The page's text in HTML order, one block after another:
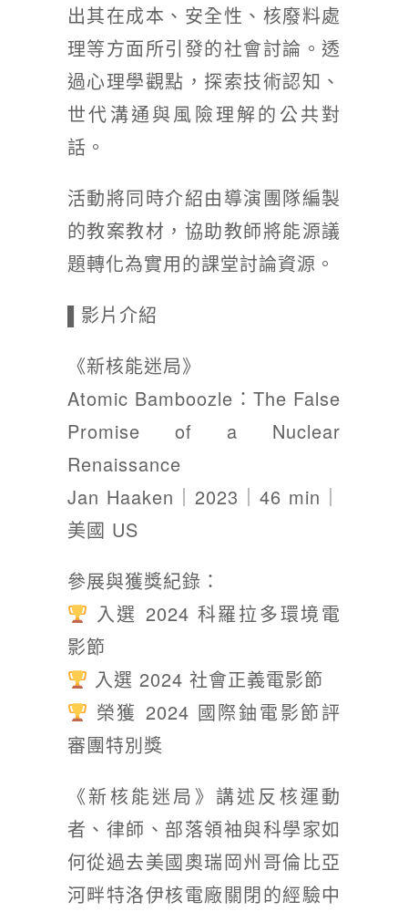
出其在成本、安全性、核廢料處
理等方面所引發的社會討論。透
過心理學觀點，探索技術認知、
世代溝通與風險理解的公共對
話。
活動將同時介紹由導演團隊編製
的教案教材，協助教師將能源議
題轉化為實用的課堂討論資源。
▌影片介紹
《新核能迷局》
Atomic Bamboozle：The False
Promise of a Nuclear
Renaissance
Jan Haaken｜2023｜46 min｜
美國 US
參展與獲獎紀錄：
入選 2024 科羅拉多環境電
影節
入選 2024 社會正義電影節
榮獲 2024 國際鈾電影節評
審團特別獎
《新核能迷局》講述反核運動
者、律師、部落領袖與科學家如
何從過去美國奧瑞岡州哥倫比亞
河畔特洛伊核電廠關閉的經驗中